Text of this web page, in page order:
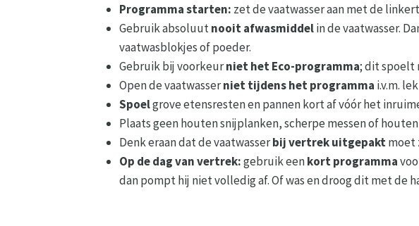
Programma starten: zet de vaatwasser aan met de
Gebruik absoluutnooit afwasmiddelin de vaatwasser.
vaatwasblokjes of poeder.
Gebruik bij voorkeurniet het Eco-programma; dit spoelt
Open de vaatwasserniet tijdens het programma i.v.m.
Spoelgrove etensresten en pannen kort af vóór het
Plaats geen houten snijplanken, scherpe messen of
Denk eraan dat de vaatwasserbij vertrek uitgepaktmoet
Op de dag van vertrek:gebruik eenkort programma
dan pompt hij niet volledig af. Of was en droog dit met de